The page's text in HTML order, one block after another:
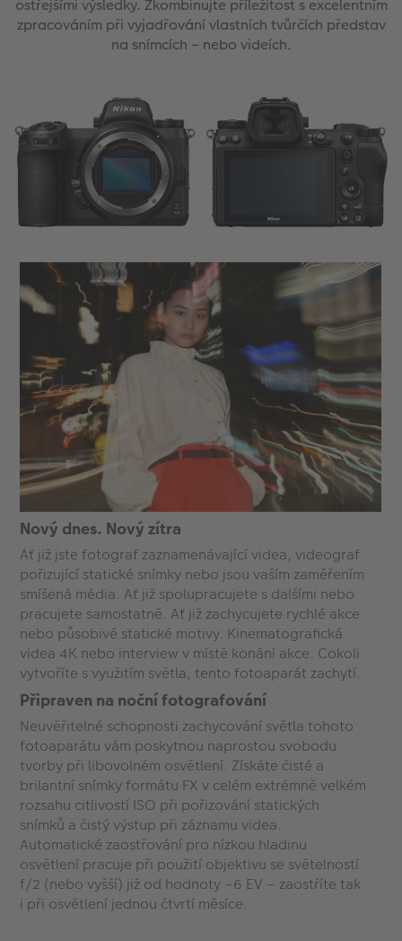
ostřejšími výsledky. Zkombinujte příležitost s excelentním
zpracováním při vyjadřování vlastních tvůrčích představ
na snímcích – nebo videích.
Nový dnes. Nový zítra
Ať již jste fotograf zaznamenávající videa, videograf
pořizující statické snímky nebo jsou vaším zaměřením
smíšená média. Ať již spolupracujete s dalšími nebo
pracujete samostatně. Ať již zachycujete rychlé akce
nebo působivé statické motivy. Kinematografická
videa 4K nebo interview v místě konání akce. Cokoli
vytvoříte s využitím světla, tento fotoaparát zachytí.
Připraven na noční fotografování
Neuvěřitelné schopnosti zachycování světla tohoto
fotoaparátu vám poskytnou naprostou svobodu
tvorby při libovolném osvětlení. Získáte čisté a
brilantní snímky formátu FX v celém extrémně velkém
rozsahu citlivostí ISO při pořizování statických
snímků a čistý výstup při záznamu videa.
Automatické zaostřování pro nízkou hladinu
osvětlení pracuje při použití objektivu se světelností
f/2 (nebo vyšší) již od hodnoty −6 EV – zaostříte tak
i při osvětlení jednou čtvrtí měsíce.